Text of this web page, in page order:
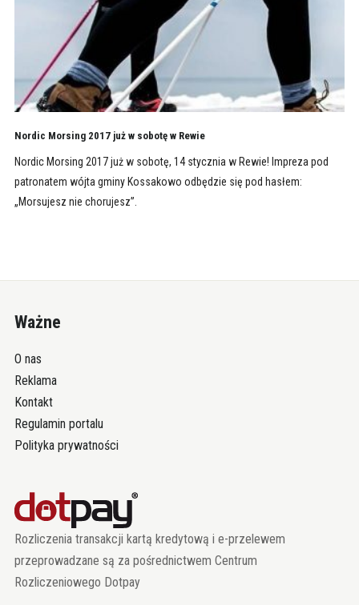
Nordic Morsing 2017 już w sobotę w Rewie
Nordic Morsing 2017 już w sobotę, 14 stycznia w Rewie! Impreza pod
patronatem wójta gminy Kossakowo odbędzie się pod hasłem:
„Morsujesz nie chorujesz”.
Ważne
O nas
Reklama
Kontakt
Regulamin portalu
Polityka prywatności
Rozliczenia transakcji kartą kredytową i e-przelewem
przeprowadzane są za pośrednictwem Centrum
Rozliczeniowego Dotpay